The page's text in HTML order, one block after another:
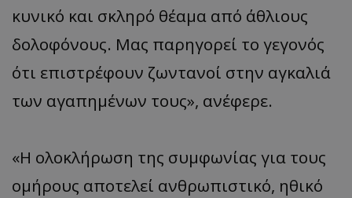
κυνικό και σκληρό θέαμα από άθλιους
δολοφόνους. Μας παρηγορεί το γεγονός
ότι επιστρέφουν ζωντανοί στην αγκαλιά
των αγαπημένων τους», ανέφερε.
«Η ολοκλήρωση της συμφωνίας για τους
ομήρους αποτελεί ανθρωπιστικό, ηθικό